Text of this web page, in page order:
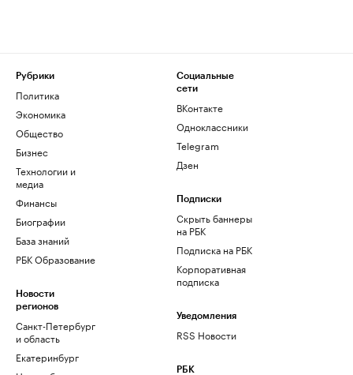
Рубрики
Политика
Экономика
Общество
Бизнес
Технологии и
медиа
Финансы
Биографии
База знаний
РБК Образование
Новости
регионов
Санкт-Петербург
и область
Екатеринбург
Социальные
сети
ВКонтакте
Одноклассники
Telegram
Дзен
Подписки
Скрыть баннеры
на РБК
Подписка на РБК
Корпоративная
подписка
Уведомления
RSS Новости
РБК